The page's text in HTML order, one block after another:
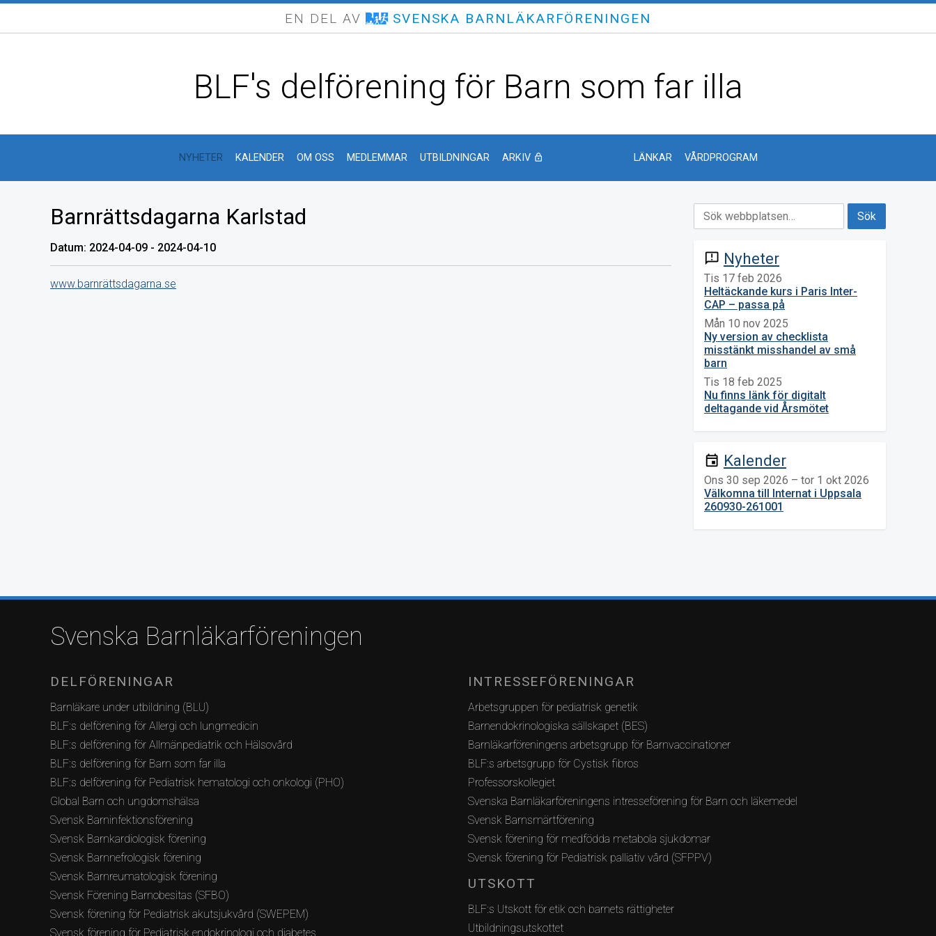
EN DEL AV SVENSKA BARNLÄKARFÖRENINGEN
BLF's delförening för Barn som far illa
NYHETER KALENDER OM OSS MEDLEMMAR UTBILDNINGAR ARKIV lock_outline LÄNKAR VÅRDPROGRAM
Barnrättsdagarna Karlstad
Datum: 2024-04-09 - 2024-04-10
www.barnrättsdagarna.se
announcement Nyheter
Tis 17 feb 2026
Heltäckande kurs i Paris Inter-
CAP – passa på
Mån 10 nov 2025
Ny version av checklista
misstänkt misshandel av små
barn
Tis 18 feb 2025
Nu finns länk för digitalt
deltagande vid Årsmötet
event Kalender
Ons 30 sep 2026 – tor 1 okt 2026
Välkomna till Internat i Uppsala
260930-261001
Svenska Barnläkarföreningen
DELFÖRENINGAR
Barnläkare under utbildning (BLU)
BLF:s delförening för Allergi och lungmedicin
BLF:s delförening för Allmänpediatrik och Hälsovård
BLF:s delförening för Barn som far illa
BLF:s delförening för Pediatrisk hematologi och onkologi (PHO)
Global Barn och ungdomshälsa
Svensk Barninfektionsförening
Svensk Barnkardiologisk förening
Svensk Barnnefrologisk förening
Svensk Barnreumatologisk förening
Svensk Förening Barnobesitas (SFBO)
Svensk förening för Pediatrisk akutsjukvård (SWEPEM)
Svensk förening för Pediatrisk endokrinologi och diabetes
INTRESSEFÖRENINGAR
Arbetsgruppen för pediatrisk genetik
Barnendokrinologiska sällskapet (BES)
Barnläkarföreningens arbetsgrupp för Barnvaccinationer
BLF:s arbetsgrupp för Cystisk fibros
Professorskollegiet
Svenska Barnläkarföreningens intresseförening för Barn och läkemedel
Svensk Barnsmärtförening
Svensk förening för medfödda metabola sjukdomar
Svensk förening för Pediatrisk palliativ vård (SFPPV)
UTSKOTT
BLF:s Utskott för etik och barnets rättigheter
Utbildningsutskottet